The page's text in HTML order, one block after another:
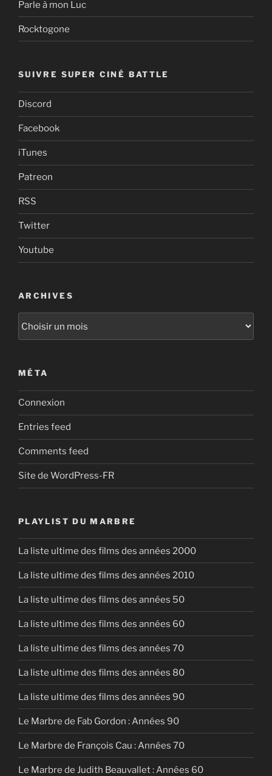
Parle à mon Luc
Rocktogone
SUIVRE SUPER CINÉ BATTLE
Discord
Facebook
iTunes
Patreon
RSS
Twitter
Youtube
ARCHIVES
MÉTA
Connexion
Entries feed
Comments feed
Site de WordPress-FR
PLAYLIST DU MARBRE
La liste ultime des films des années 2000
La liste ultime des films des années 2010
La liste ultime des films des années 50
La liste ultime des films des années 60
La liste ultime des films des années 70
La liste ultime des films des années 80
La liste ultime des films des années 90
Le Marbre de Fab Gordon : Années 90
Le Marbre de François Cau : Années 70
Le Marbre de Judith Beauvallet : Années 60